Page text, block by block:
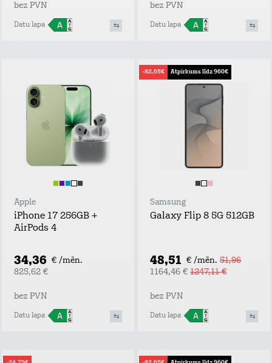
bez PVN
Datu lapa
bez PVN
Datu lapa
Apple
iPhone 17 256GB +
AirPods 4
34,36 € /mēn.
825,62 €
bez PVN
Datu lapa
-82,65€ Atpirkums līdz 960€
Samsung
Galaxy Flip 8 5G 512GB
48,51 € /mēn. 51,96
1164,46 € 1247,11 €
bez PVN
Datu lapa